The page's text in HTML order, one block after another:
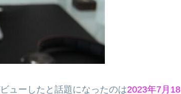
ューしたと話題になったのは2023年7月18